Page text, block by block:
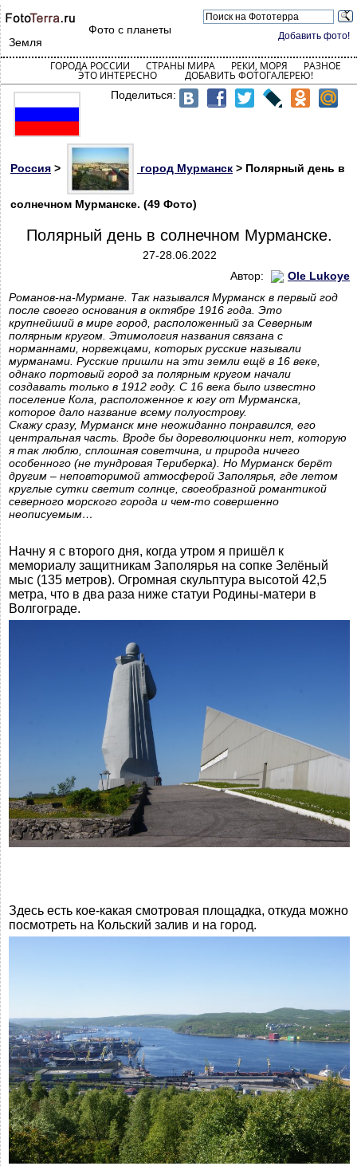
Добавить фото!
Фото с планеты
Земля
ГОРОДА РОССИИ СТРАНЫ МИРА РЕКИ, МОРЯ РАЗНОЕ
ЭТО ИНТЕРЕСНО ДОБАВИТЬ ФОТОГАЛЕРЕЮ!
Поделиться:
Россия > город Мурманск > Полярный день в
солнечном Мурманске. (49 Фото)
Полярный день в солнечном Мурманске.
27-28.06.2022
Автор:
Ole Lukoye
Романов-на-Мурмане. Так назывался Мурманск в первый год
после своего основания в октябре 1916 года. Это
крупнейший в мире город, расположенный за Северным
полярным кругом. Этимология названия связана с
норманнами, норвежцами, которых русские называли
мурманами. Русские пришли на эти земли ещё в 16 веке,
однако портовый город за полярным кругом начали
создавать только в 1912 году. С 16 века было известно
поселение Кола, расположенное к югу от Мурманска,
которое дало название всему полуострову.
Скажу сразу, Мурманск мне неожиданно понравился, его
центральная часть. Вроде бы дореволюционки нет, которую
я так люблю, сплошная советчина, и природа ничего
особенного (не тундровая Териберка). Но Мурманск берёт
другим – неповторимой атмосферой Заполярья, где летом
круглые сутки светит солнце, своеобразной романтикой
северного морского города и чем-то совершенно
неописуемым…
Начну я с второго дня, когда утром я пришёл к
мемориалу защитникам Заполярья на сопке Зелёный
мыс (135 метров). Огромная скульптура высотой 42,5
метра, что в два раза ниже статуи Родины-матери в
Волгограде.
Здесь есть кое-какая смотровая площадка, откуда можно
посмотреть на Кольский залив и на город.